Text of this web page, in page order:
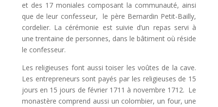
et des 17 moniales composant la communauté, ainsi
que de leur confesseur, le père Bernardin Petit-Bailly,
cordelier. La cérémonie est suivie d’un repas servi à
une trentaine de personnes, dans le bâtiment où réside
le confesseur.
Les religieuses font aussi toiser les voûtes de la cave.
Les entrepreneurs sont payés par les religieuses de 15
jours en 15 jours de février 1711 à novembre 1712. Le
monastère comprend aussi un colombier, un four, une